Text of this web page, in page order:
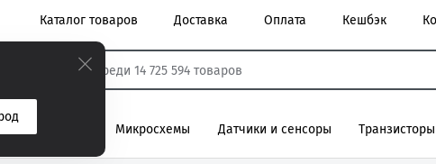
Каталог товаров Доставка Оплата Кешбэк
Реле электромагнитные
Вентиляторы Микросхемы Датчики и сенсоры